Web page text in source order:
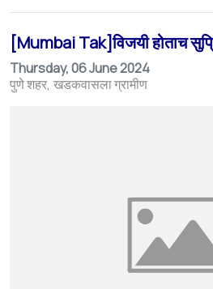
[Mumbai Tak]विजयी होताच
Thursday, 06 June 2024
पुणे शहर खडकवासला ग्रामीण